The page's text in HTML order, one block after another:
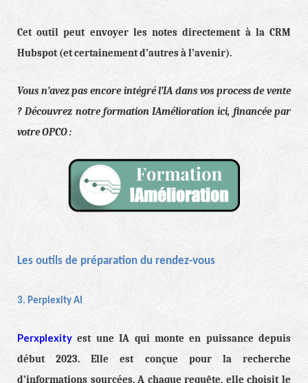
Cet outil peut envoyer les notes directement à la CRM
Hubspot (et certainement d’autres à l’avenir).
Vous n’avez pas encore intégré l’IA dans vos process de vente
? Découvrez notre formation IAmélioration ici, financée par
votre OPCO :
Les outils de préparation du rendez-vous
3. Perplexity AI
Perxplexity est une IA qui monte en puissance depuis
début 2023. Elle est conçue pour la recherche
d’informations sourcées. A chaque requête, elle choisit le